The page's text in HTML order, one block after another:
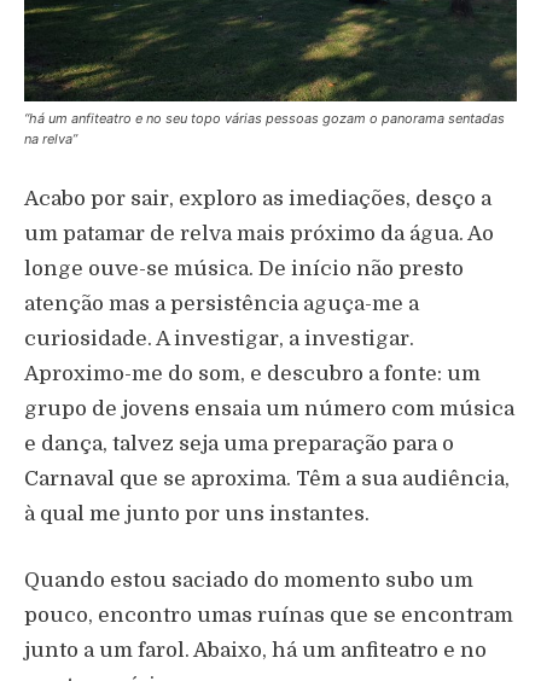
“há um anfiteatro e no seu topo várias pessoas gozam o panorama sentadas
na relva”
Acabo por sair, exploro as imediações, desço a
um patamar de relva mais próximo da água. Ao
longe ouve-se música. De início não presto
atenção mas a persistência aguça-me a
curiosidade. A investigar, a investigar.
Aproximo-me do som, e descubro a fonte: um
grupo de jovens ensaia um número com música
e dança, talvez seja uma preparação para o
Carnaval que se aproxima. Têm a sua audiência,
à qual me junto por uns instantes.
Quando estou saciado do momento subo um
pouco, encontro umas ruínas que se encontram
junto a um farol. Abaixo, há um anfiteatro e no